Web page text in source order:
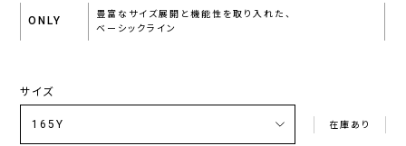
ONLY
豊富なサイズ展開と機能性を取り入れた、
ベーシックライン
サイズ
在庫あり